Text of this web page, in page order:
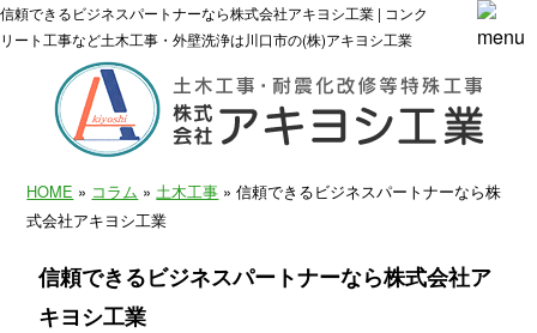
信頼できるビジネスパートナーなら株式会社アキヨシ工業 | コンク
リート工事など土木工事・外壁洗浄は川口市の(株)アキヨシ工業
HOME » コラム »土木工事 » 信頼できるビジネスパートナーなら株
式会社アキヨシ工業
信頼できるビジネスパートナーなら株式会社ア
キヨシ工業